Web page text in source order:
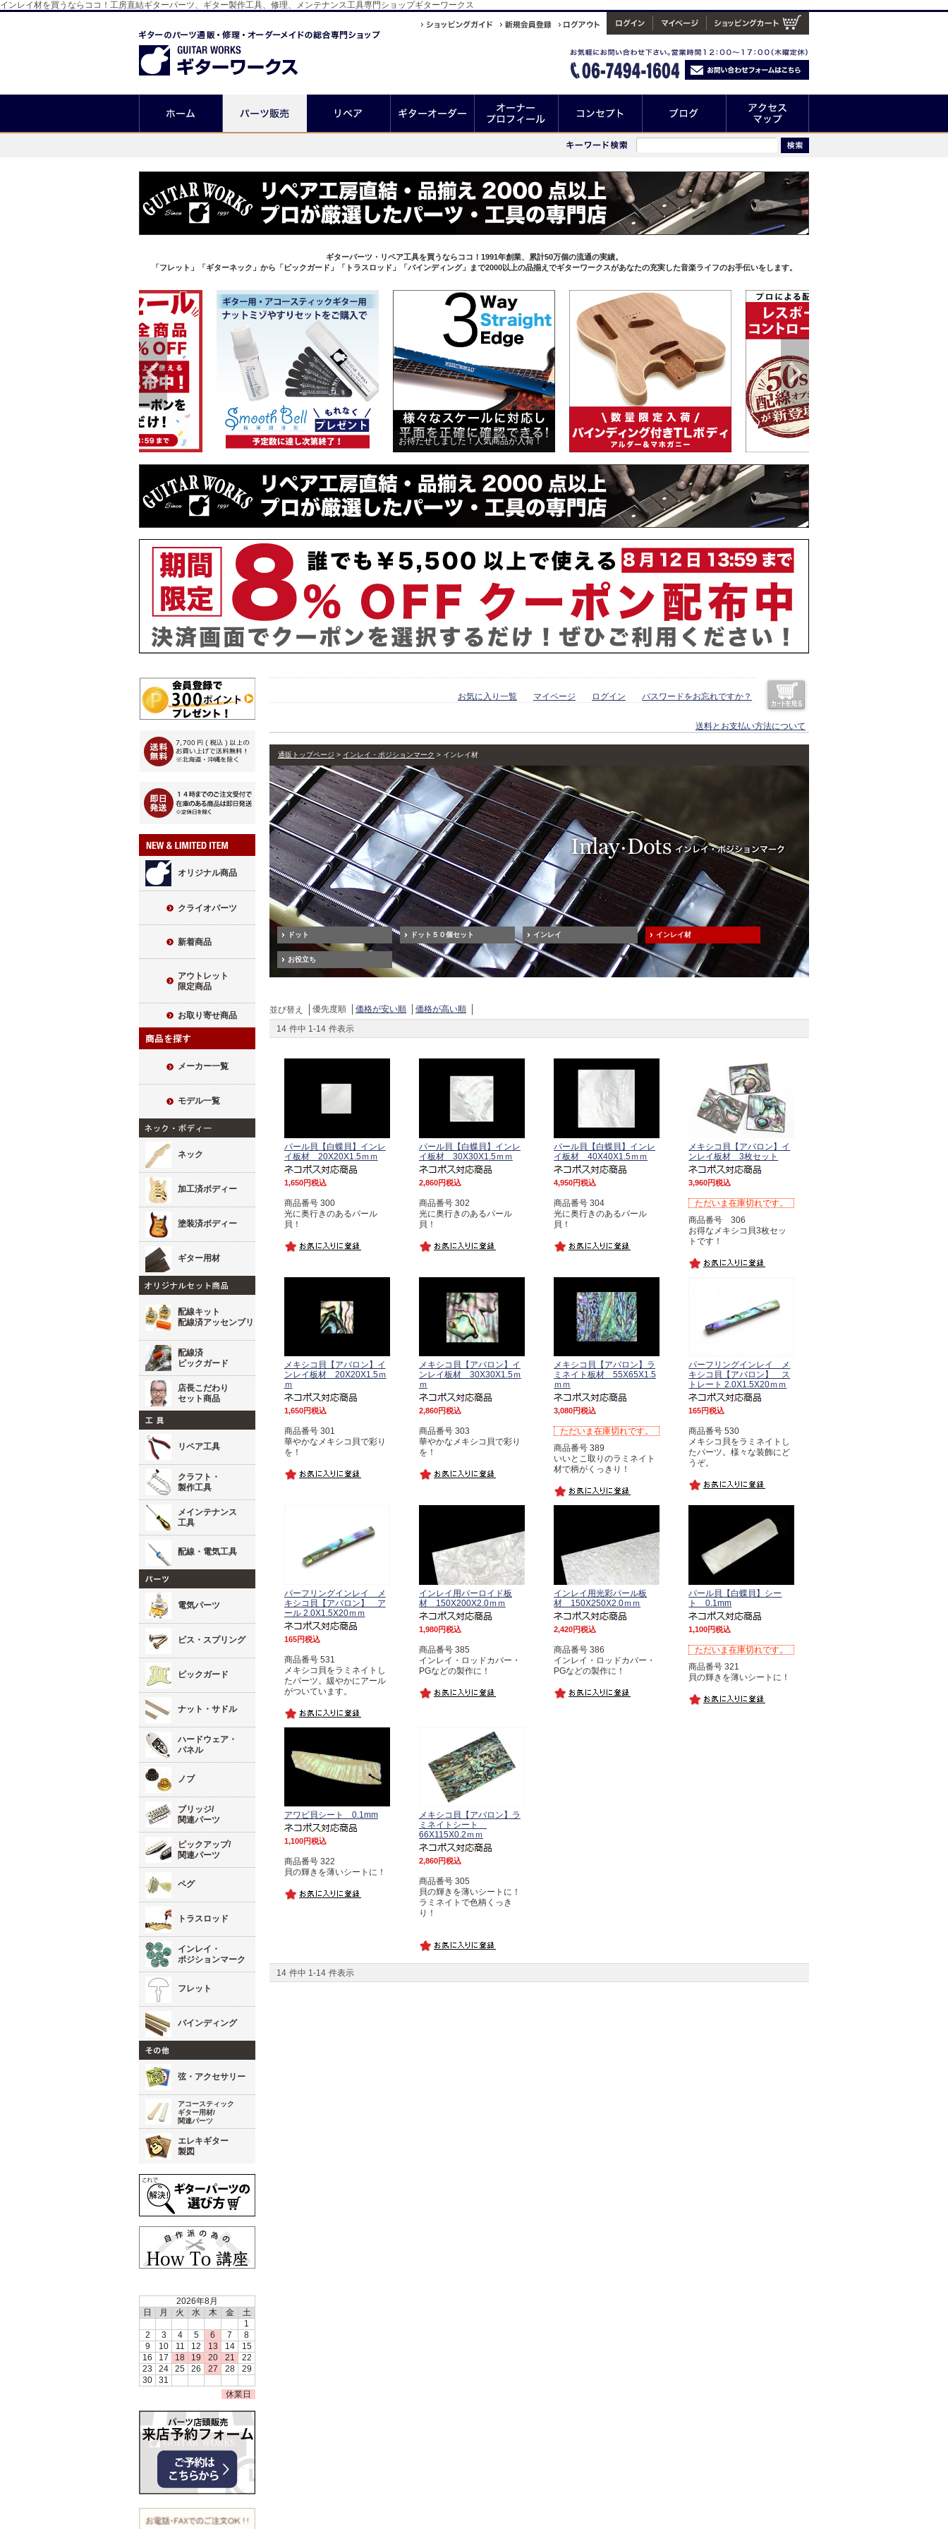
インレイ材を買うならココ！工房直結ギターパーツ、ギター製作工具、修理、メンテナンス工具専門ショップギターワークス
ギターパーツ・リペア工具を買うならココ！1991年創業、累計50万個の流通の実績。
「フレット」「ギターネック」から「ピックガード」「トラスロッド」「バインディング」まで2000以上の品揃えでギターワークスがあなたの充実した音楽ライフのお手伝いをします。
お待たせしました！人気商品が入荷！
オリジナル商品
クライオパーツ
新着商品
アウトレット
限定商品
お取り寄せ商品
メーカー一覧
モデル一覧
ネック
加工済ボディー
塗装済ボディー
ギター用材
配線キット
配線済アッセンブリ
配線済
ピックガード
店長こだわり
セット商品
リペア工具
クラフト・
製作工具
メインテナンス
工具
配線・電気工具
電気パーツ
ビス・スプリング
ピックガード
ナット・サドル
ハードウェア・
パネル
ノブ
ブリッジ/
関連パーツ
ピックアップ/
関連パーツ
ペグ
トラスロッド
インレイ・
ポジションマーク
フレット
バインディング
弦・アクセサリー
アコースティック
ギター用材/
関連パーツ
エレキギター
製図
2026年8月
日
月 火 水 木 金
土
1
2
3 4 5 6 7
8
9
10 11 12 13 14
15
16
17 18 19 20 21
22
23
24 25 26 27 28
29
30
31
休業日
お気に入り一覧 マイページ ログイン パスワードをお忘れですか？
送料とお支払い方法について
通販トップページ インレイ・ポジションマーク インレイ材
ドット ドット５０個セット インレイ インレイ材
お役立ち
並び替え 優先度順 価格が安い順
価格が高い順
14 件中 1-14 件表示
パール貝【白蝶貝】インレ
イ板材 20X20X1.5ｍｍ
1,650 税込
商品番号 300
光に奥行きのあるパール
貝！
パール貝【白蝶貝】インレ
イ板材 30X30X1.5ｍｍ
2,860 税込
商品番号 302
光に奥行きのあるパール
貝！
パール貝【白蝶貝】インレ
イ板材 40X40X1.5ｍｍ
4,950 税込
商品番号 304
光に奥行きのあるパール
貝！
メキシコ貝【アバロン】イ
ンレイ板材 3枚セット
3,960 税込
ただいま在庫切れです。
商品番号 306
お得なメキシコ貝3枚セッ
トです！
メキシコ貝【アバロン】イ
ンレイ板材 20X20X1.5ｍ
ｍ
1,650 税込
商品番号 301
華やかなメキシコ貝で彩り
を！
メキシコ貝【アバロン】イ
ンレイ板材 30X30X1.5ｍ
ｍ
2,860 税込
商品番号 303
華やかなメキシコ貝で彩り
を！
メキシコ貝【アバロン】ラ
ミネイト板材 55X65X1.5
ｍｍ
3,080 税込
ただいま在庫切れです。
商品番号 389
いいとこ取りのラミネイト
材で柄がくっきり！
パーフリングインレイ メ
キシコ貝【アバロン】 ス
トレート 2.0X1.5X20ｍｍ
165 税込
商品番号 530
メキシコ貝をラミネイトし
たパーツ。様々な装飾にど
うぞ。
パーフリングインレイ メ
キシコ貝【アバロン】 ア
ール 2.0X1.5X20ｍｍ
165 税込
商品番号 531
メキシコ貝をラミネイトし
たパーツ。緩やかにアール
がついています。
インレイ用パーロイド板
材 150X200X2.0ｍｍ
1,980 税込
商品番号 385
インレイ・ロッドカバー・
PGなどの製作に！
インレイ用光彩パール板
材 150X250X2.0ｍｍ
2,420 税込
商品番号 386
インレイ・ロッドカバー・
PGなどの製作に！
パール貝【白蝶貝】シー
ト 0.1mm
1,100 税込
ただいま在庫切れです。
商品番号 321
貝の輝きを薄いシートに！
アワビ貝シート 0.1mm
1,100 税込
商品番号 322
貝の輝きを薄いシートに！
メキシコ貝【アバロン】ラ
ミネイトシート
66X115X0.2ｍｍ
2,860 税込
商品番号 305
貝の輝きを薄いシートに！
ラミネイトで色柄くっき
り！
14 件中 1-14 件表示